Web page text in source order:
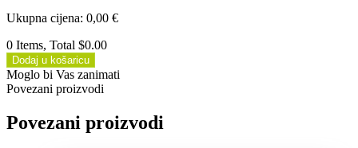
Ukupna cijena: 0,00 €
0 Items, Total $0.00
Dodaj u košaricu
Moglo bi Vas zanimati
Povezani proizvodi
Povezani proizvodi